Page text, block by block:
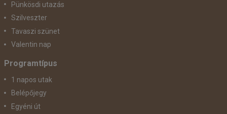
Pünkösdi utazás
Szilveszter
Tavaszi szünet
Valentin nap
Programtípus
1 napos utak
Belépőjegy
Egyéni út